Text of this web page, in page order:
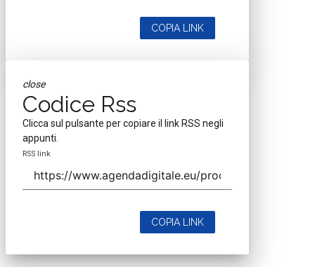
COPIA LINK
close
Codice Rss
Clicca sul pulsante per copiare il link RSS negli
appunti.
RSS link
COPIA LINK